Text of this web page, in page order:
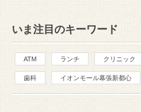
いま注目のキーワード
ATM ランチ クリニック
歯科 イオンモール幕張新都心